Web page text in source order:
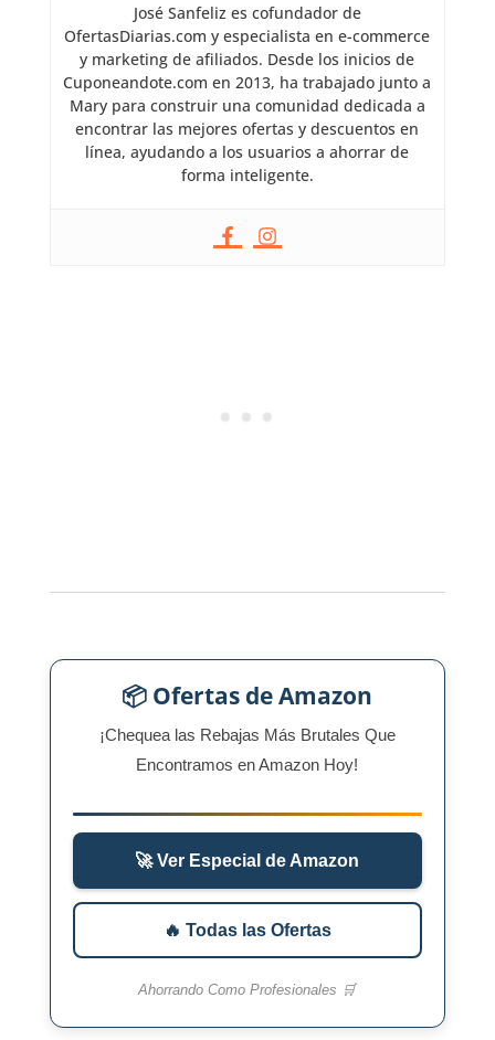
José Sanfeliz es cofundador de
OfertasDiarias.com y especialista en e-commerce
y marketing de afiliados. Desde los inicios de
Cuponeandote.com en 2013, ha trabajado junto a
Mary para construir una comunidad dedicada a
encontrar las mejores ofertas y descuentos en
línea, ayudando a los usuarios a ahorrar de
forma inteligente.
📦 Ofertas de Amazon
¡Chequea las Rebajas Más Brutales Que
Encontramos en Amazon Hoy!
🚀 Ver Especial de Amazon
🔥 Todas las Ofertas
Ahorrando Como Profesionales 🛒